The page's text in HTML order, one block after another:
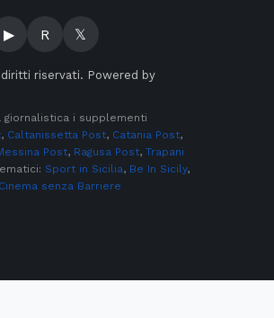
▶ R 𝕏
riservati. Powered by
i supplementi
, Caltanissetta Post, Catania Post,
Post, Ragusa Post,Trapani
Sport in Sicilia, Be In Sicily,
Cinema senza Barriere